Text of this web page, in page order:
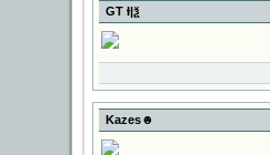
GT Ɨ|ѯ
Kazes☻